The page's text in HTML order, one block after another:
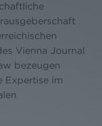
Vienna Journal
bezeugen
Expertise im